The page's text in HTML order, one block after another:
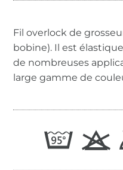
Fil overlock de
bobine). Il est
de nombreuses
large gamme de